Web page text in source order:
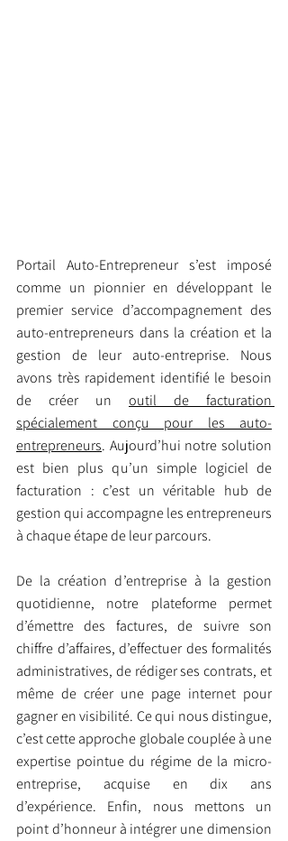
Portail Auto-Entrepreneur s’est imposé
comme un pionnier en développant le
premier service d’accompagnement des
auto-entrepreneurs dans la création et la
gestion de leur auto-entreprise. Nous
avons très rapidement identifié le besoin
de créer un outil de facturation
spécialement conçu pour les auto-
entrepreneurs. Aujourd’hui notre solution
est bien plus qu’un simple logiciel de
facturation : c’est un véritable hub de
gestion qui accompagne les entrepreneurs
à chaque étape de leur parcours.
De la création d’entreprise à la gestion
quotidienne, notre plateforme permet
d’émettre des factures, de suivre son
chiffre d’affaires, d’effectuer des formalités
administratives, de rédiger ses contrats, et
même de créer une page internet pour
gagner en visibilité. Ce qui nous distingue,
c’est cette approche globale couplée à une
expertise pointue du régime de la micro-
entreprise, acquise en dix ans
d’expérience. Enfin, nous mettons un
point d’honneur à intégrer une dimension